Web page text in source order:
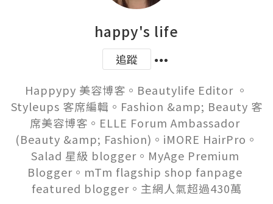
happy's life
追蹤
Happypy 美容博客。Beautylife Editor 。
Styleups 客席編輯。Fashion &amp; Beauty 客
席美容博客。ELLE Forum Ambassador
(Beauty &amp; Fashion)。iMORE HairPro。
Salad 星級 blogger。MyAge Premium
Blogger。mTm flagship shop fanpage
featured blogger。主網人氣超過430萬